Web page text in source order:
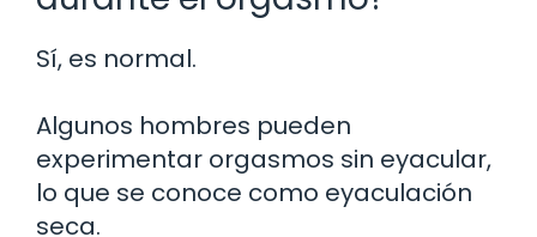
Sí, es normal.
Algunos hombres pueden
experimentar orgasmos sin eyacular,
lo que se conoce como eyaculación
seca.